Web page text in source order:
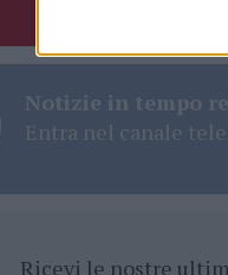
Notizie in tempo
Entra nel canale
Ricevi le nostre